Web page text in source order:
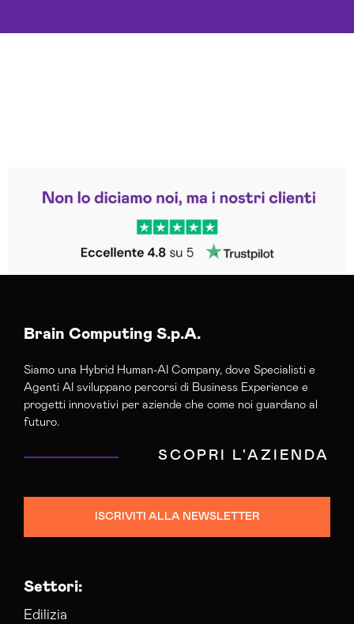
Trustpilot
Brain Computing S.p.A.
Siamo una Hybrid Human-AI Company, dove Specialisti e
Agenti AI sviluppano percorsi di Business Experience e
progetti innovativi per aziende che come noi guardano al
futuro.
SCOPRI L'AZIENDA
ISCRIVITI ALLA NEWSLETTER
Settori:
Edilizia